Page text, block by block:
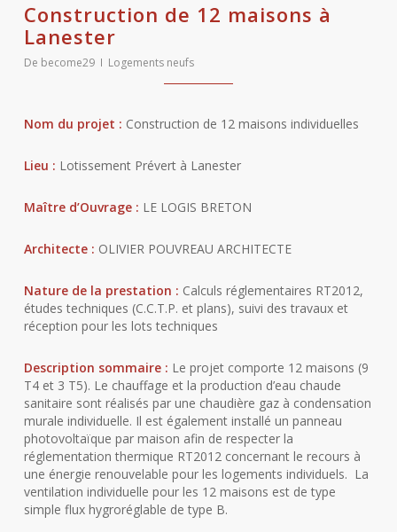
Construction de 12 maisons à
Lanester
De become29 Logements neufs
Nom du projet : Construction de 12 maisons individuelles
Lieu : Lotissement Prévert à Lanester
Maître d’Ouvrage : LE LOGIS BRETON
Architecte : OLIVIER POUVREAU ARCHITECTE
Nature de la prestation : Calculs réglementaires RT2012,
études techniques (C.C.T.P. et plans), suivi des travaux et
réception pour les lots techniques
Description sommaire : Le projet comporte 12 maisons (9
T4 et 3 T5). Le chauffage et la production d’eau chaude
sanitaire sont réalisés par une chaudière gaz à condensation
murale individuelle. Il est également installé un panneau
photovoltaïque par maison afin de respecter la
réglementation thermique RT2012 concernant le recours à
une énergie renouvelable pour les logements individuels. La
ventilation individuelle pour les 12 maisons est de type
simple flux hygroréglable de type B.